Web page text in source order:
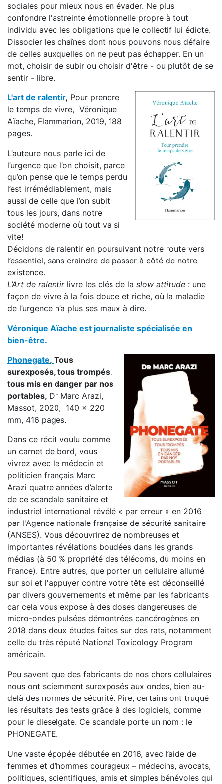
sociales pour mieux nous en évader. Ne plus
confondre l'astreinte émotionnelle propre à tout
individu avec les obligations que le collectif lui édicte.
Dissocier les chaînes dont nous pouvons nous défaire
de celles auxquelles on ne peut pas échapper. En un
mot, choisir de subir ou choisir d'être - ou plutôt de se
sentir - libre.
L'art de ralentir, Pour prendre
le temps de vivre, Véronique
Aïache, Flammarion, 2019, 188
pages.
L’auteure nous parle ici de
l’urgence que l’on choisit, parce
qu’on pense que le temps perdu
l’est irrémédiablement, mais
aussi de celle que l’on subit
tous les jours, dans notre
société moderne où tout va si
vite!
Décidons de ralentir en poursuivant notre route vers
l’essentiel, sans craindre de passer à côté de notre
existence.
L’Art de ralentirlivre les clés de la slow attitude : une
façon de vivre à la fois douce et riche, où la maladie
de l’urgence n’a plus ses maux à dire.
Véronique Aïache est journaliste spécialisée en
bien-être.
Phonegate, Tous
surexposés, tous trompés,
tous mis en danger par nos
portables, Dr Marc Arazi,
Massot, 2020, 140 x 220
mm, 416 pages.
Dans ce récit voulu comme
un carnet de bord, vous
vivrez avec le médecin et
politicien français Marc
Arazi quatre années d’alerte
de ce scandale sanitaire et
industriel international révélé « par erreur » en 2016
par l'Agence nationale française de sécurité sanitaire
(ANSES). Vous découvrirez de nombreuses et
importantes révélations boudées dans les grands
médias (à 50 % propriété des télécoms, du moins en
France). Entre autres, que porter un cellulaire allumé
sur soi et l'appuyer contre votre tête est déconseillé
par divers gouvernements et même par les fabricants
car cela vous expose à des doses dangereuses de
micro-ondes pulsées démontrées cancérogènes en
2018 dans deux études faites sur des rats, notamment
celle du très réputé National Toxicology Program
américain.
Peu savent que des fabricants de nos chers cellulaires
nous ont sciemment surexposés aux ondes, bien au-
delà des normes de sécurité. Pire, certains ont truqué
les résultats des tests grâce à des logiciels, comme
pour le dieselgate. Ce scandale porte un nom : le
PHONEGATE.
Une vaste épopée débutée en 2016, avec l’aide de
femmes et d’hommes courageux – médecins, avocats,
politiques, scientifiques, amis et simples bénévoles qui